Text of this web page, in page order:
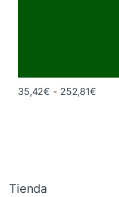
35,42€ - 252,81€
Este producto tiene
Tienda